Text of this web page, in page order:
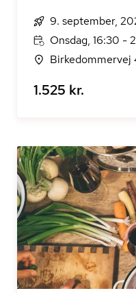
9. september,
Onsdag, 16:30 -
Birkedommervej
1.525 kr.